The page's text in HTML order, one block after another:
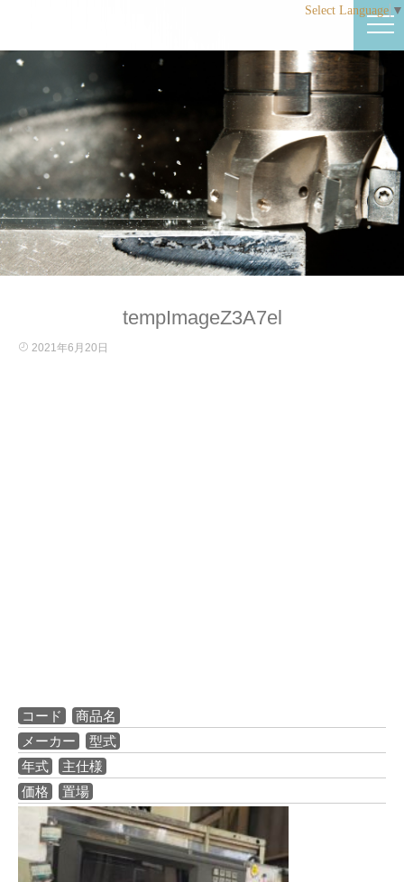
Select Language ▼
tempImageZ3A7el
2021年6月20日
コード
商品名
メーカー
型式
年式
主仕様
価格
置場